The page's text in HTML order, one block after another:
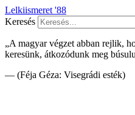
Lelkiismeret '88
Keresés
„A magyar végzet abban rejlik,
keresünk, átkozódunk meg
— (Féja Géza: Visegrádi esték)